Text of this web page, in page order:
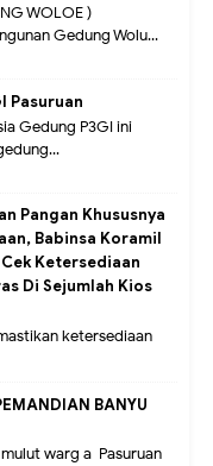
WOLOE )
Gedung Wolu...
Pasuruan
Gedung P3GI ini
Pangan Khususnya
Babinsa Koramil
Ketersediaan
Di Sejumlah Kios
ketersediaan
BANYU
warg a Pasuruan